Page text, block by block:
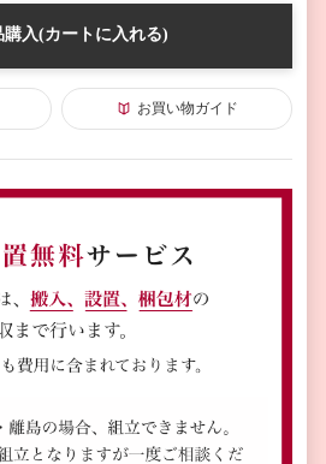
購入(カートに入れる)
お買い物ガイド